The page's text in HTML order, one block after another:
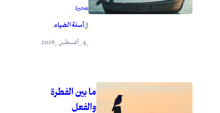
هجيرة
فيأسنة الضياء.
_4 _أغسطس _2026
ما بين الفطرة
والفعل